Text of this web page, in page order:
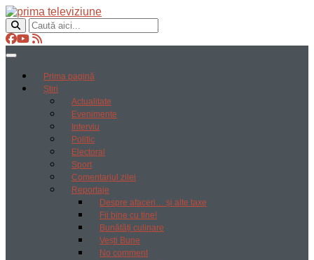
Prima pagină
Știri
Actualitate
Evenimente
Interviu
Politic
Electoral
Sport
Comentariul zilei
Reportaje
Despre afaceri… și alte taxe
Fii bine cu tine!
Bunătăți culinare
Vești Bune
No comment